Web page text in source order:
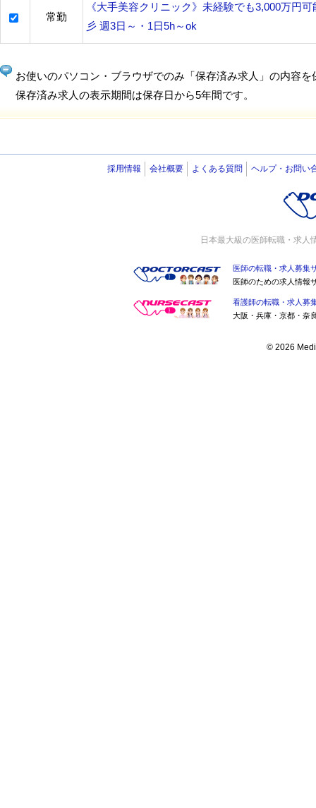
常勤
《大手美容クリニック》未経験でも3,000万円
彡 週3日～・1日5h～ok
お使いのパソコン・ブラウザでのみ「保存済み求人」の内容を
保存済み求人の表示期間は保存日から5年間です。
採用情報 会社概要 よくある質問 ヘルプ・お問い
日本最大級の医師転職・求人
医師の転職・求人募集
医師のための求人情報
看護師の転職・求人募
大阪・兵庫・京都・奈
© 2026